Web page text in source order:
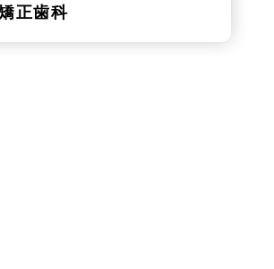
正歯科